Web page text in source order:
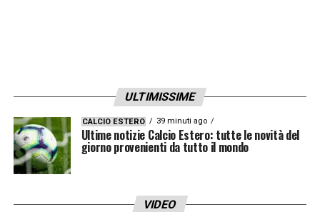
ULTIMISSIME
CALCIO ESTERO 39 minuti ago
Ultime notizie Calcio Estero: tutte le novità del
giorno provenienti da tutto il mondo
VIDEO